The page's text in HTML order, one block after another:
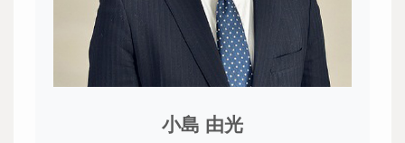
小島 由光